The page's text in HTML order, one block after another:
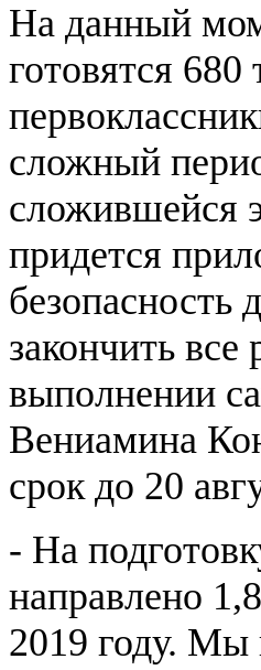
На данный
готовятся
сложный
сложившейся
придется
безопасность
закончить
выполнении
Вениамина
срок до 20
- На
направлено
2019 году. Мы